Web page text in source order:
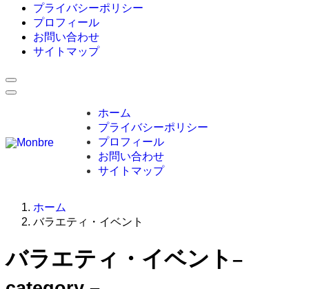
プライバシーポリシー
プロフィール
お問い合わせ
サイトマップ
ホーム
プライバシーポリシー
プロフィール
お問い合わせ
サイトマップ
ホーム
バラエティ・イベント
バラエティ・イベント –